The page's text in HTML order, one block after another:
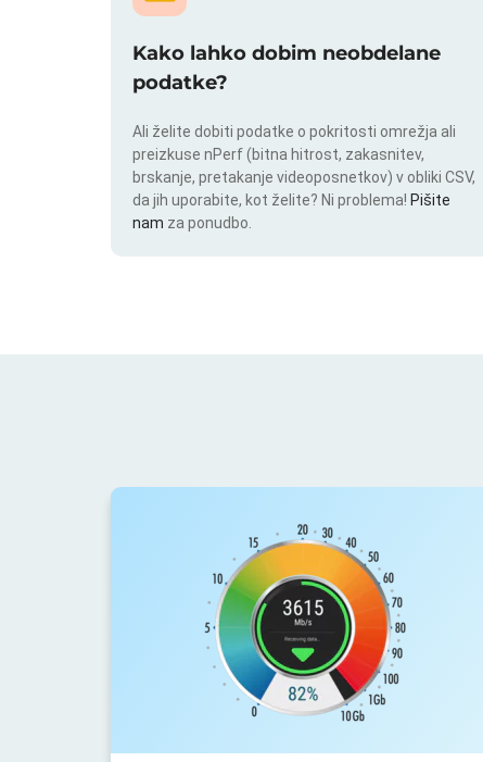
Kako lahko dobim neobdelane
podatke?
Ali želite dobiti podatke o pokritosti omrežja ali
preizkuse nPerf (bitna hitrost, zakasnitev,
brskanje, pretakanje videoposnetkov) v obliki CSV,
da jih uporabite, kot želite? Ni problema! Pišite
nam za ponudbo.